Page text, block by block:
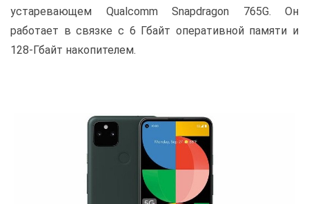
устаревающем Qualcomm Snapdragon 765G. Он
работает в связке с 6 Гбайт оперативной памяти и
128-Гбайт накопителем.